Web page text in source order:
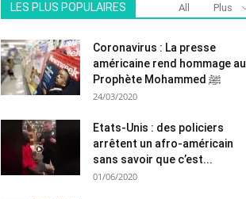
LES PLUS POPULAIRES All Plus
Coronavirus : La presse
américaine rend hommage au
Prophète Mohammed ﷺ
24/03/2020
Etats-Unis : des policiers
arrêtent un afro-américain
sans savoir que c’est...
01/06/2020